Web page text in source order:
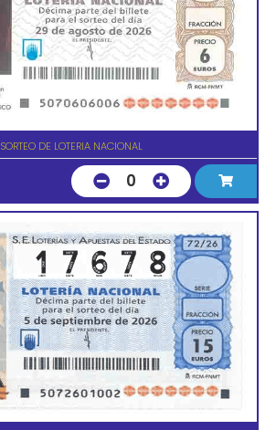
SORTEO DE LOTERIA NACIONAL
0